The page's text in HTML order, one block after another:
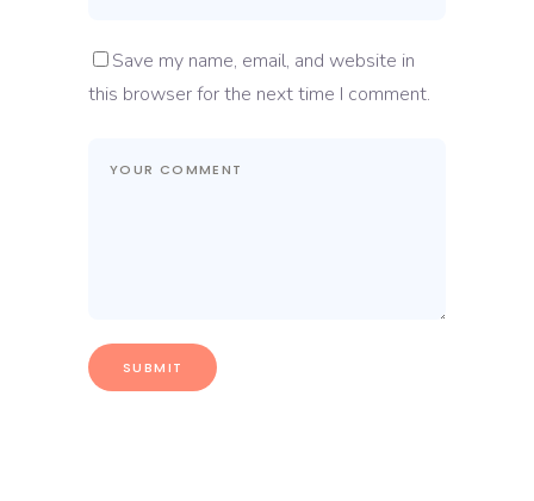
Save my name, email, and website in
this browser for the next time I comment.